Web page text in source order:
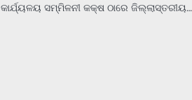
କାର୍ଯ୍ୟଳୟ ସମ୍ମିଳନୀ କକ୍ଷ ଠାରେ ଜିଲ୍ଲାସ୍ତରୀୟ…